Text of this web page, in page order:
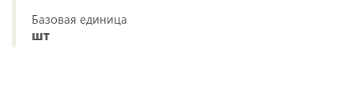
Базовая единица
шт